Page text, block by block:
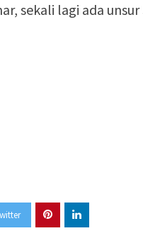
sekali lagi ada unsur